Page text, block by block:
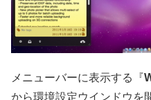
メニューバーに表示する『
から環境設定ウインドウを